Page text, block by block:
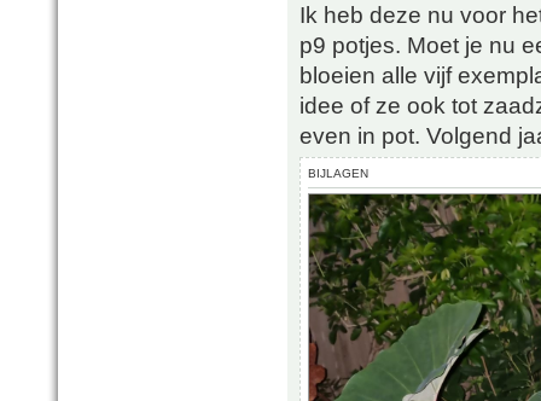
Ik heb deze nu voor
p9 potjes. Moet je nu
bloeien alle vijf
idee of ze ook tot
even in pot. Volgend
BIJLAGEN